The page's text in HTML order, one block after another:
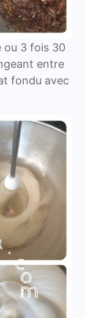
ou 3 fois 30
entre
fondu avec